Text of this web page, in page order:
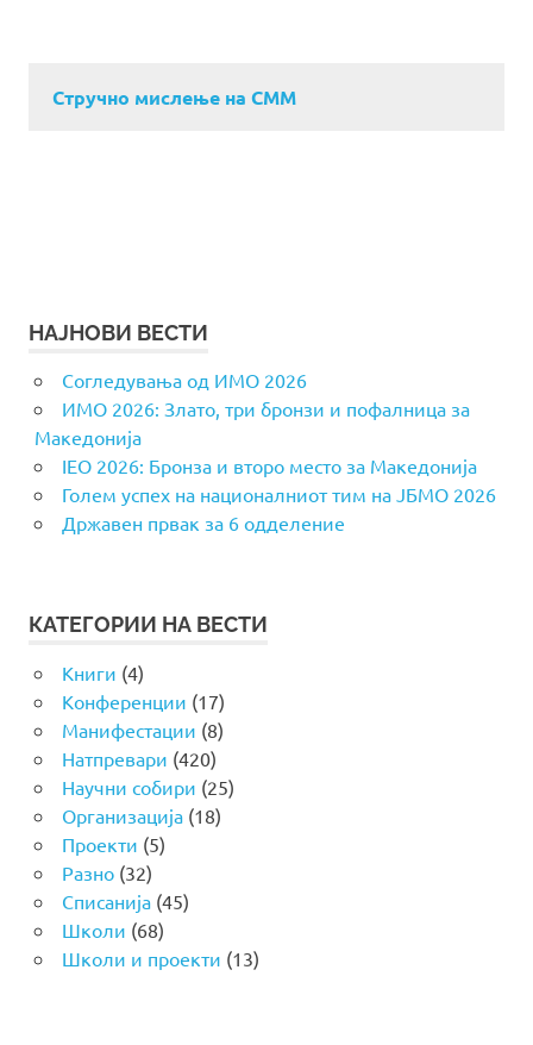
Стручно мислење на СММ
НАЈНОВИ ВЕСТИ
Согледувања од ИМО 2026
ИМО 2026: Злато, три бронзи и пофалница за
Македонија
IEO 2026: Бронза и второ место за Македонија
Голем успех на националниот тим на ЈБМО 2026
Државен првак за 6 одделение
КАТЕГОРИИ НА ВЕСТИ
Книги (4)
Конференции (17)
Манифестации (8)
Натпревари (420)
Научни собири (25)
Организација(18)
Проекти (5)
Разно(32)
Списанија(45)
Школи (68)
Школи и проекти (13)